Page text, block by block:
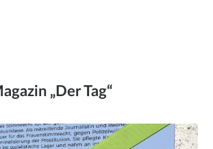
„Der Tag“